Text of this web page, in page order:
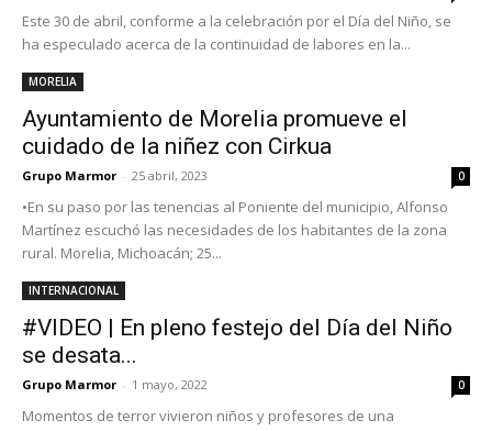
Este 30 de abril, conforme a la celebración por el Día del Niño, se
ha especulado acerca de la continuidad de labores en la...
MORELIA
Ayuntamiento de Morelia promueve el
cuidado de la niñez con Cirkua
Grupo Marmor - 25 abril, 2023 0
•En su paso por las tenencias al Poniente del municipio, Alfonso
Martínez escuchó las necesidades de los habitantes de la zona
rural. Morelia, Michoacán; 25...
INTERNACIONAL
#VIDEO | En pleno festejo del Día del Niño
se desata...
Grupo Marmor - 1 mayo, 2022 0
Momentos de terror vivieron niños y profesores de una